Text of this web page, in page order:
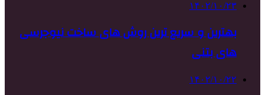
۱۴۰۲/۱۰/۲۳
بهترین و سریع ترین روش های ساخت نیوجرسی
های بتنی
۱۴۰۲/۱۰/۲۲